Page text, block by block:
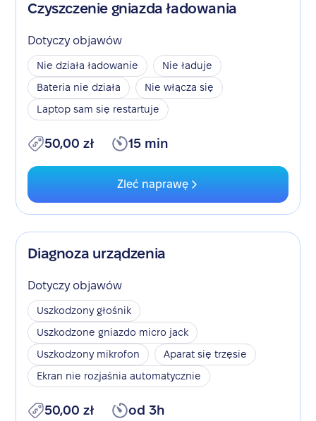
Czyszczenie gniazda ładowania
Dotyczy objawów
Nie działa ładowanie
Nie ładuje
Bateria nie działa
Nie włącza się
Laptop sam się restartuje
50,00 zł 15 min
Zleć naprawę
Diagnoza urządzenia
Dotyczy objawów
Uszkodzony głośnik
Uszkodzone gniazdo micro jack
Uszkodzony mikrofon
Aparat się trzęsie
Ekran nie rozjaśnia automatycznie
50,00 zł od 3h